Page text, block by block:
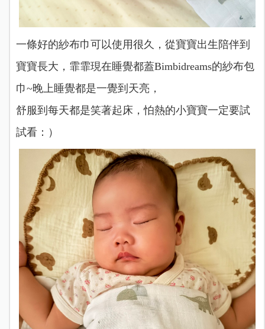
一條好的紗布巾可以使用很久，從寶寶出生陪伴到
寶寶長大，霏霏現在睡覺都蓋Bimbidreams的紗布包
巾~晚上睡覺都是一覺到天亮，
舒服到每天都是笑著起床，怕熱的小寶寶一定要試
試看：）